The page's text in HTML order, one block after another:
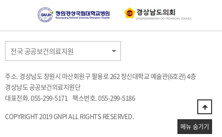
전국 공공보건의료지원
주소. 경상남도 창원시 마산회원구 팔용로 262 창신대학교 예술관(6호관) 4층
경상남도 공공보건의료지원단
대표전화. 055-299-5171 팩스번호. 055-299-5186
COPYRIGHT 2019 GNPI ALL RIGHTS RESERVED.
메뉴 숨기기